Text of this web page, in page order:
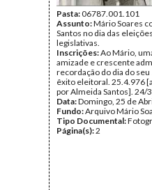
Pasta:06787.001.101
Assunto:Mário Soares
Santos no dia das
legislativas.
Inscrições:Ao Mário,
amizade e crescente
recordação do dia do
êxito eleitoral. 25.4.976
por Almeida Santos]. 24/
Data:Domingo, 25 de
Fundo:Arquivo Mário
Tipo Documental:
Página(s):2